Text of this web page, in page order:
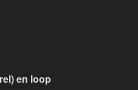
en loop